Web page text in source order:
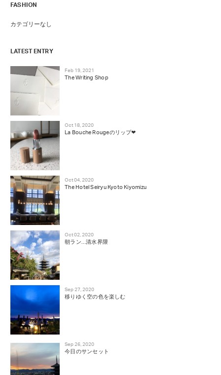
FASHION
カテゴリーなし
LATEST ENTRY
Feb 19, 2021
The Writing Shop
Oct 18, 2020
La Bouche Rougeのリップ❤︎
Oct 04, 2020
The Hotel Seiryu Kyoto Kiyomizu
Oct 02, 2020
朝ラン…清水界隈
Sep 27, 2020
移りゆく空の色を楽しむ
Sep 26, 2020
今日のサンセット